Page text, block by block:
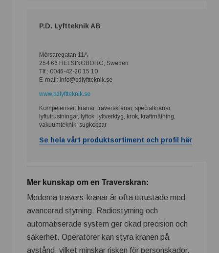
P.D. Lyftteknik AB
Mörsaregatan 11A
254 66 HELSINGBORG, Sweden
Tlf.: 0046-42-20 15 10
E-mail: info@pdlyftteknik.se
www.pdlyftteknik.se
Kompetenser: kranar, traverskranar, specialkranar,
lyftutrustningar, lyftok, lyftverktyg, krok, kraftmätning,
vakuumteknik, sugkoppar
Se hela vårt produktsortiment och profil här
Mer kunskap om en Traverskran:
Moderna travers-kranar är ofta utrustade med
avancerad styrning. Radiostyrning och
automatiserade system ger ökad precision och
säkerhet. Operatörer kan styra kranen på
avstånd, vilket minskar risken för personskador.